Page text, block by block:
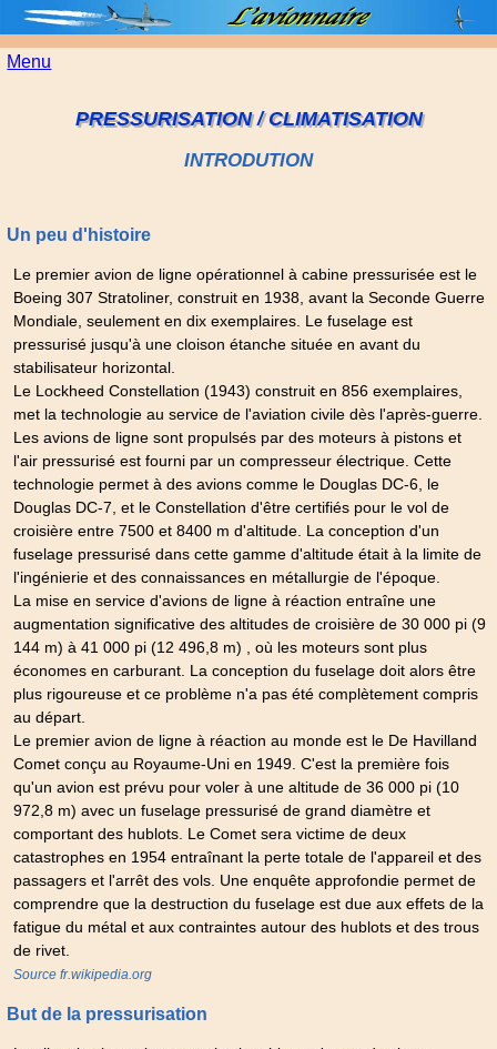
Menu
PRESSURISATION / CLIMATISATION
INTRODUTION
Un peu d'histoire
Le premier avion de ligne opérationnel à cabine pressurisée est le
Boeing 307 Stratoliner, construit en 1938, avant la Seconde Guerre
Mondiale, seulement en dix exemplaires. Le fuselage est
pressurisé jusqu'à une cloison étanche située en avant du
stabilisateur horizontal.
Le Lockheed Constellation (1943) construit en 856 exemplaires,
met la technologie au service de l'aviation civile dès l'après-guerre.
Les avions de ligne sont propulsés par des moteurs à pistons et
l'air pressurisé est fourni par un compresseur électrique. Cette
technologie permet à des avions comme le Douglas DC-6, le
Douglas DC-7, et le Constellation d'être certifiés pour le vol de
croisière entre 7500 et 8400 m d'altitude. La conception d'un
fuselage pressurisé dans cette gamme d'altitude était à la limite de
l'ingénierie et des connaissances en métallurgie de l'époque.
La mise en service d'avions de ligne à réaction entraîne une
augmentation significative des altitudes de croisière de 30 000 pi (9
144 m) à 41 000 pi (12 496,8 m) , où les moteurs sont plus
économes en carburant. La conception du fuselage doit alors être
plus rigoureuse et ce problème n'a pas été complètement compris
au départ.
Le premier avion de ligne à réaction au monde est le De Havilland
Comet conçu au Royaume-Uni en 1949. C'est la première fois
qu'un avion est prévu pour voler à une altitude de 36 000 pi (10
972,8 m) avec un fuselage pressurisé de grand diamètre et
comportant des hublots. Le Comet sera victime de deux
catastrophes en 1954 entraînant la perte totale de l'appareil et des
passagers et l'arrêt des vols. Une enquête approfondie permet de
comprendre que la destruction du fuselage est due aux effets de la
fatigue du métal et aux contraintes autour des hublots et des trous
de rivet.
Source fr.wikipedia.org
But de la pressurisation